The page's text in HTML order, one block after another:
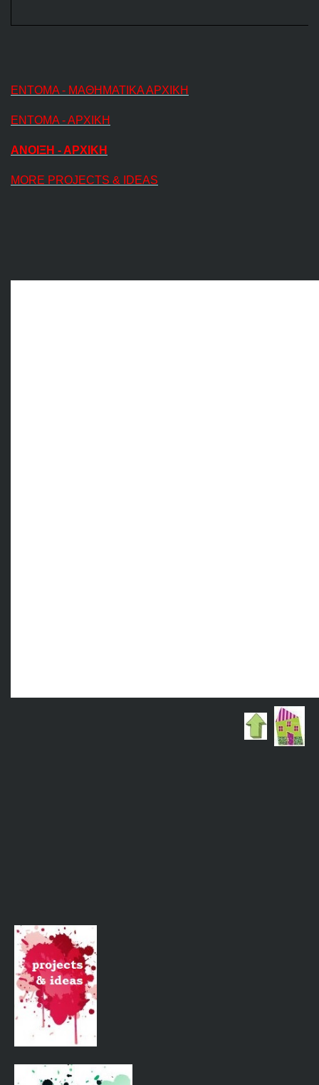
ΕΝΤΟΜΑ - ΜΑΘΗΜΑΤΙΚΑ ΑΡΧΙΚΗ
ΕΝΤΟΜΑ - ΑΡΧΙΚΗ
ΑΝΟΙΞΗ - ΑΡΧΙΚΗ
MORE PROJECTS & IDEAS